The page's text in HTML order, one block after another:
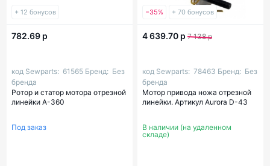
+ 12 бонусов
782.69 р
код Sewparts: 61565 Бренд: Без
бренда
Ротор и статор мотора отрезной
линейки А-360
Под заказ
−35% + 70 бонусов
4 639.70 р7 138 р
код Sewparts: 78463 Бренд: Без
бренда
Мотор привода ножа отрезной
линейки. Артикул Aurora D-43
В наличии (на удаленном
складе)